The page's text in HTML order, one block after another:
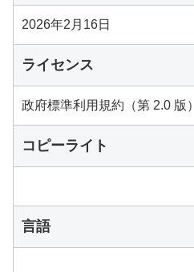
2026年2月16日
ライセンス
政府標準利用規約（第 2.0 版）
コピーライト
言語